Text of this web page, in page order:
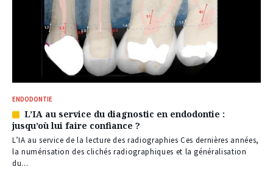
ENDODONTIE
Article
réservé
à
nos
abonnés
L’IA au service du diagnostic en endodontie :
jusqu’où lui faire confiance ?
L’IA au service de la lecture des radiographies Ces dernières années,
la numérisation des clichés radiographiques et la généralisation
du...